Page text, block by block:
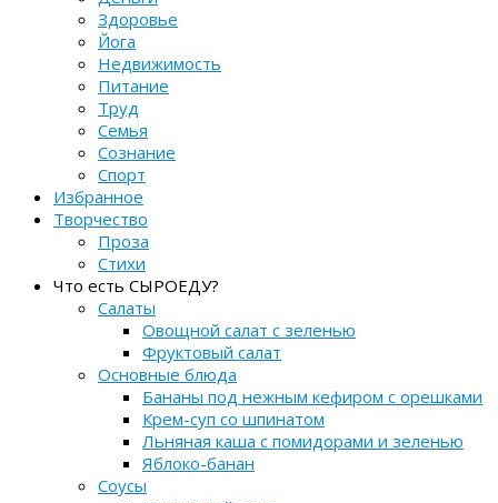
Здоровье
Йога
Недвижимость
Питание
Труд
Семья
Сознание
Спорт
Избранное
Творчество
Проза
Стихи
Что есть СЫРОЕДУ?
Салаты
Овощной салат с зеленью
Фруктовый салат
Основные блюда
Бананы под нежным кефиром с орешками
Крем-суп со шпинатом
Льняная каша с помидорами и зеленью
Яблоко-банан
Соусы